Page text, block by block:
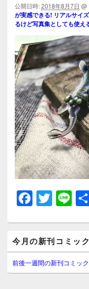
公開日時:2018年8月7日 @
が実感できる! リアルサイ
るけど写真集としても使え
F
a
c
e
b
o
T
wi
tt
er
Li
n
e
イ
ン
サ
イ
今月の新刊コミッ
前後一週間の新刊コミッ